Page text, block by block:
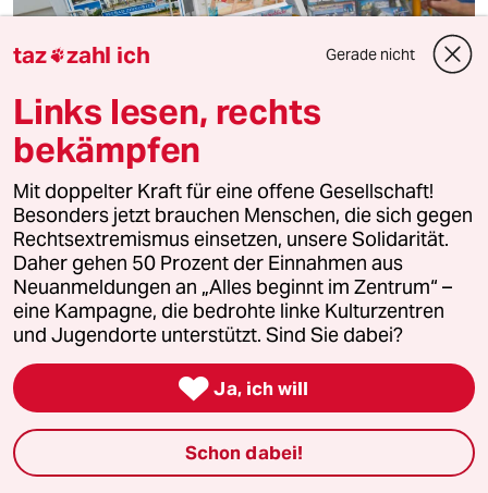
DIE Ostdeutschen gibt es nicht
Keine regionale Identifikation
Kolumne BehelfsetikettvonAndreas Hergeth
DIE Ostdeutschen hat es nie gegeben. Denn die
Einwohner der „neuen Bundesländer“ sind keine
homogene Einheit. Das hat geografische wie mentale
Gründe.
taz zahl ich Gerade nicht
Links lesen, rechts
bekämpfen
Mit doppelter Kraft für eine offene Gesellschaft!
Besonders jetzt brauchen Menschen, die sich gegen
Rechtsextremismus einsetzen, unsere Solidarität.
Daher gehen 50 Prozent der Einnahmen aus
Neuanmeldungen an „Alles beginnt im Zentrum“ –
eine Kampagne, die bedrohte linke Kulturzentren
und Jugendorte unterstützt. Sind Sie dabei?
 Ja, ich will
Schon dabei!